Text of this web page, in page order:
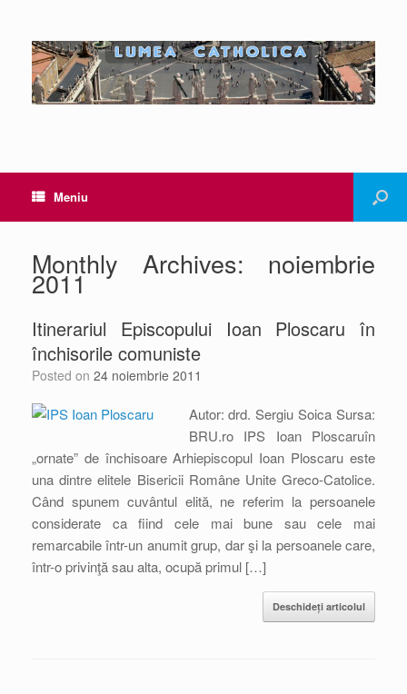
Meniu
Monthly Archives: noiembrie
2011
Itinerariul Episcopului Ioan Ploscaru în
închisorile comuniste
Posted on 24 noiembrie 2011
Autor: drd. Sergiu Soica Sursa:
BRU.ro IPS Ioan Ploscaruîn
„ornate” de închisoare Arhiepiscopul Ioan Ploscaru este
una dintre elitele Bisericii Române Unite Greco-Catolice.
Când spunem cuvântul elită, ne referim la persoanele
considerate ca fiind cele mai bune sau cele mai
remarcabile într-un anumit grup, dar şi la persoanele care,
într-o privinţă sau alta, ocupă primul […]
Deschideți articolul